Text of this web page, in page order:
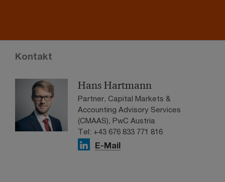
Kontakt
Hans Hartmann
Partner, Capital Markets &
Accounting Advisory Services
(CMAAS), PwC Austria
Tel: +43 676 833 771 816
E-Mail